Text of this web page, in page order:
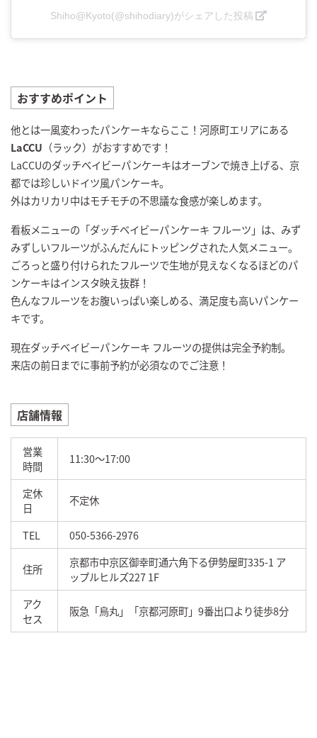
Shiho@Kyoto(@shihodiary)がシェアした投稿
おすすめポイント
他とは一風変わったパンケーキならここ！河原町エリアにある
LaCCU （ラック）がおすすめです！
LaCCUのダッチベイビーパンケーキはオーブンで焼き上げる、京
都では珍しいドイツ風パンケーキ。
外はカリカリ中はモチモチの不思議な食感が楽しめます。
看板メニューの「ダッチベイビーパンケーキ フルーツ」は、みず
みずしいフルーツがふんだんにトッピングされた人気メニュー。
ごろっと盛り付けられたフルーツで生地が見えなくなるほどのパ
ンケーキはインスタ映え抜群！
色んなフルーツをお腹いっぱい楽しめる、満足度も高いパンケー
キです。
現在ダッチベイビーパンケーキ フルーツの提供は完全予約制。
来店の前日までに事前予約が必須なのでご注意！
店舗情報
営業
時間
11:30～17:00
定休
日
不定休
TEL 050-5366-2976
住所
京都市中京区御幸町通六角下る伊勢屋町335-1 ア
ップルヒルズ227 1F
アク
セス
阪急「烏丸」「京都河原町」9番出口より徒歩8分